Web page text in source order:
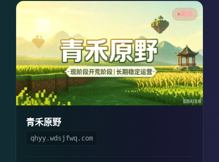
离线
青禾原野
qhyy.wdsjfwq.com